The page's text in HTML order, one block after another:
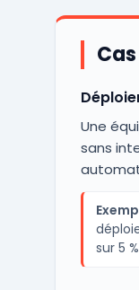
Une
sans
sur 5